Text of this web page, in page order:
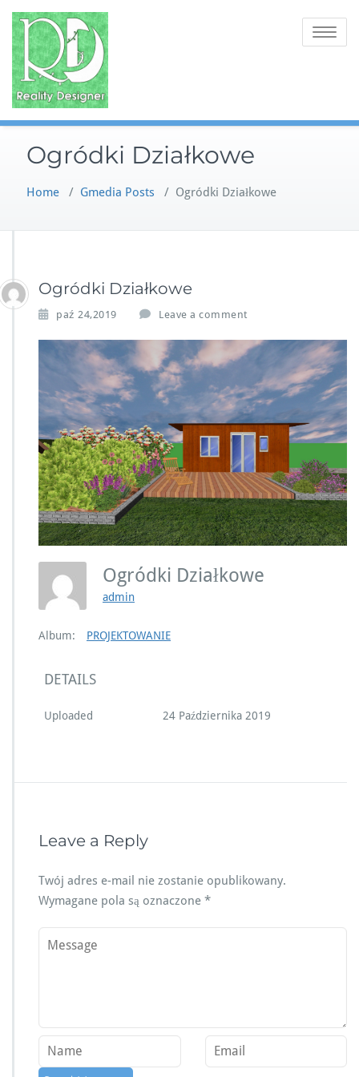
content
Toggle
Ogródki Działkowe
Home / Gmedia Posts / Ogródki Działkowe
Ogródki Działkowe
paź 24,2019 Leave a comment
Ogródki Działkowe
admin
Album: PROJEKTOWANIE
DETAILS
Uploaded 24 Października 2019
Leave a Reply
Twój adres e-mail nie zostanie opublikowany.
Wymagane pola są oznaczone *